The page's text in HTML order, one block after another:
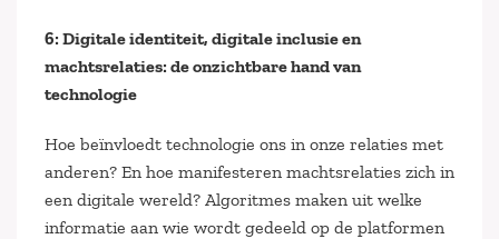
6: Digitale identiteit, digitale inclusie en
machtsrelaties: de onzichtbare hand van
technologie
Hoe beïnvloedt technologie ons in onze relaties met
anderen? En hoe manifesteren machtsrelaties zich in
een digitale wereld? Algoritmes maken uit welke
informatie aan wie wordt gedeeld op de platformen